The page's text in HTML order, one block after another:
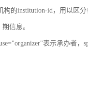
构的institution-id，用以区
信息。
表示承办者，